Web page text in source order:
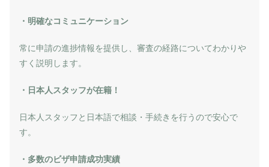
・明確なコミュニケーション
常に申請の進捗情報を提供し、審査の経路についてわかりや
すく説明します。
・日本人スタッフが在籍！
日本人スタッフと日本語で相談・手続きを行うので安心で
す。
・多数のビザ申請成功実績